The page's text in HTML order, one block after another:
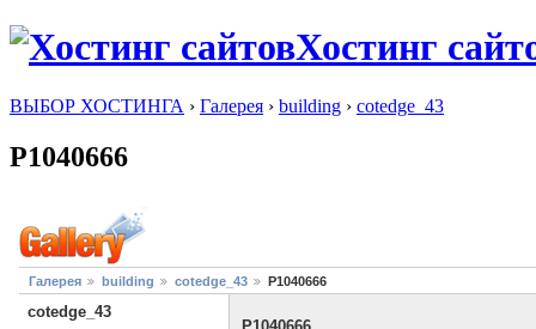
Хостинг
ВЫБОР ХОСТИНГА › Галерея › building › cotedge_43
P1040666
Галерея building cotedge_43 P1040666
cotedge_43